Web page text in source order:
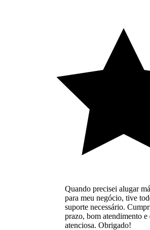
Quando precisei alugar
para meu negócio, tive
suporte necessário.
prazo, bom atendimento e
atenciosa. Obrigado!